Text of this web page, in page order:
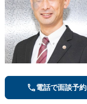
電話で面談予約